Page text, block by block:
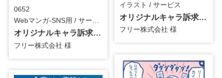
イラスト / サービス
オリジナルキャラ訴求用_3月後半投稿分_シーズンイラスト
フリー株式会社 様
0652
Webマンガ-SNS用 / サービス
オリジナルキャラ訴求用_20話_4コマ漫画
フリー株式会社 様